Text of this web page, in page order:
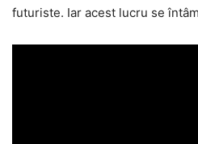
futuriste. Iar acest lucru se